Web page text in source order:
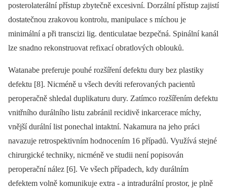
posterolaterální přístup zbytečně excesivní. Dorzální přístup zajistí
dostatečnou zrakovou kon­trolu, manipulace s míchou je
minimální a při transcizi lig. denticulatae bezpečná. Spinální kanál
lze snadno rekonstruovat refixací obratlových oblouků.
Watanabe preferuje pouhé rozšíření defektu dury bez plastiky
defektu [8]. Nicméně u všech devíti referovaných pacientů
peroperačně shledal duplikaturu dury. Zatímco rozšířením defektu
vnitřního durálního listu zabránil recidivě inkarcerace míchy,
vnější durální list ponechal intaktní. Nakamura na jeho práci
navazuje retrospektivním hodnocením 16 případů. Využívá stejné
chirurgické techniky, nicméně ve studii není popisován
peroperační nález [6]. Ve všech případech, kdy durálním
defektem volně komunikuje extra ‑⁠ a intradurální prostor, je plně